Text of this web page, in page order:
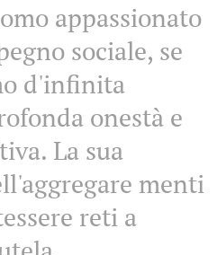
appassionato
sociale, se
d'infinita
onestà e
La sua
menti
reti a